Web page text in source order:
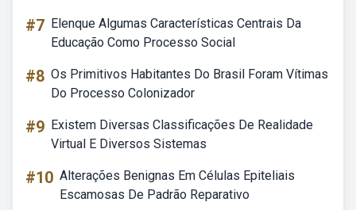
#7 Elenque Algumas Características Centrais Da
Educação Como Processo Social
#8 Os Primitivos Habitantes Do Brasil Foram Vítimas
Do Processo Colonizador
#9 Existem Diversas Classificações De Realidade
Virtual E Diversos Sistemas
#10 Alterações Benignas Em Células Epiteliais
Escamosas De Padrão Reparativo